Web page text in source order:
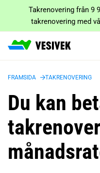
Takrenovering från 9
takrenovering med
FRAMSIDA TAKRENOVERING
Du kan